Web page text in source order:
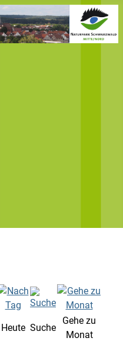
Heute Suche
Gehe zu
Monat